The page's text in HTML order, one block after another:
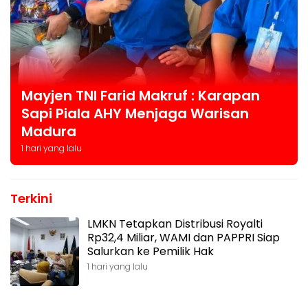
Mayjen TNI Farid Makruf : Karapan
Sapi Piala AHY Menjaga Warisan
Madura
1 hari yang lalu
Terkini
LMKN Tetapkan Distribusi Royalti
Rp32,4 Miliar, WAMI dan PAPPRI Siap
Salurkan ke Pemilik Hak
1 hari yang lalu